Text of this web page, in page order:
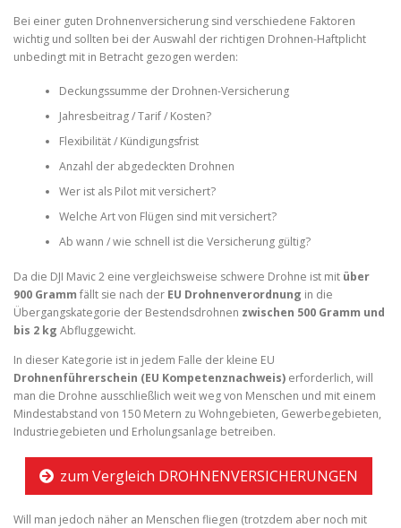
Bei einer guten Drohnenversicherung sind verschiedene Faktoren
wichtig und sollten bei der Auswahl der richtigen Drohnen-Haftplicht
unbedingt mit in Betracht gezogen werden:
Deckungssumme der Drohnen-Versicherung
Jahresbeitrag / Tarif / Kosten?
Flexibilität / Kündigungsfrist
Anzahl der abgedeckten Drohnen
Wer ist als Pilot mit versichert?
Welche Art von Flügen sind mit versichert?
Ab wann / wie schnell ist die Versicherung gültig?
Da die DJI Mavic 2 eine vergleichsweise schwere Drohne ist mit über
900 Gramm fällt sie nach der EU Drohnenverordnung in die
Übergangskategorie der Bestendsdrohnen zwischen 500 Gramm und
bis 2 kg Abfluggewicht.
In dieser Kategorie ist in jedem Falle der kleine EU
Drohnenführerschein (EU Kompetenznachweis) erforderlich, will
man die Drohne ausschließlich weit weg von Menschen und mit einem
Mindestabstand von 150 Metern zu Wohngebieten, Gewerbegebieten,
Industriegebieten und Erholungsanlage betreiben.
zum Vergleich DROHNENVERSICHERUNGEN
Will man jedoch näher an Menschen fliegen (trotzdem aber noch mit